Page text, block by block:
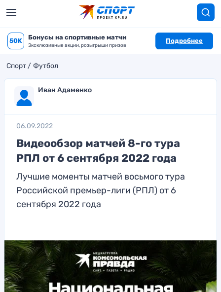
50K Бонусы на спортивные матчи
Эксклюзивные акции, розыгрыши призов
Подробнее
Спорт Футбол
Иван Адаменко
06.09.2022
Видеообзор матчей 8-го тура
РПЛ от 6 сентября 2022 года
Лучшие моменты матчей восьмого тура
Российской премьер-лиги (РПЛ) от 6
сентября 2022 года